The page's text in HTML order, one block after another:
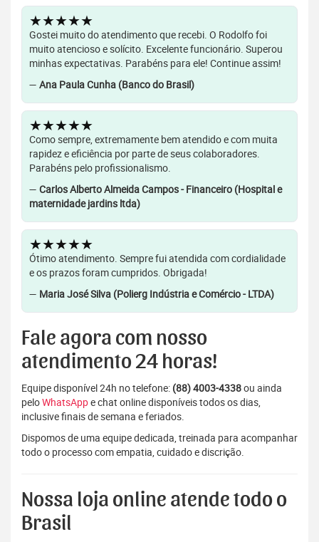
★★★★★
Gostei muito do atendimento que recebi. O Rodolfo foi
muito atencioso e solícito. Excelente funcionário. Superou
minhas expectativas. Parabéns para ele! Continue assim!
— Ana Paula Cunha (Banco do Brasil)
★★★★★
Como sempre, extremamente bem atendido e com muita
rapidez e eficiência por parte de seus colaboradores.
Parabéns pelo profissionalismo.
— Carlos Alberto Almeida Campos - Financeiro (Hospital e
maternidade jardins ltda)
★★★★★
Ótimo atendimento. Sempre fui atendida com cordialidade
e os prazos foram cumpridos. Obrigada!
— Maria José Silva (Polierg Indústria e Comércio - LTDA)
Fale agora com nosso
atendimento 24 horas!
Equipe disponível 24h no telefone: (88) 4003-4338ou ainda
peloWhatsAppe chat online disponíveis todos os dias,
inclusive finais de semana e feriados.
Dispomos de uma equipe dedicada, treinada para acompanhar
todo o processo com empatia, cuidado e discrição.
Nossa loja online atende todo o
Brasil